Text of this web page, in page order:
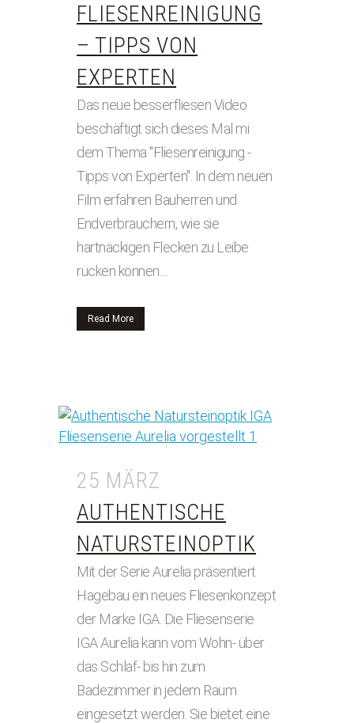
FLIESENREINIGUNG
– TIPPS VON
EXPERTEN
Das neue besserfliesen Video
beschäftigt sich dieses Mal mi
dem Thema "Fliesenreinigung -
Tipps von Experten". In dem neuen
Film erfahren Bauherren und
Endverbrauchern, wie sie
hartnäckigen Flecken zu Leibe
rücken können....
Read More
25 MÄRZ
AUTHENTISCHE
NATURSTEINOPTIK
Mit der Serie Aurelia präsentiert
Hagebau ein neues Fliesenkonzept
der Marke IGA. Die Fliesenserie
IGA Aurelia kann vom Wohn- über
das Schlaf- bis hin zum
Badezimmer in jedem Raum
eingesetzt werden. Sie bietet eine